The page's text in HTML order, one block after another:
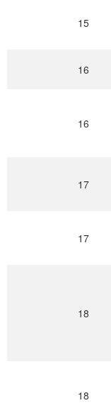
15
16
16
17
17
18
18